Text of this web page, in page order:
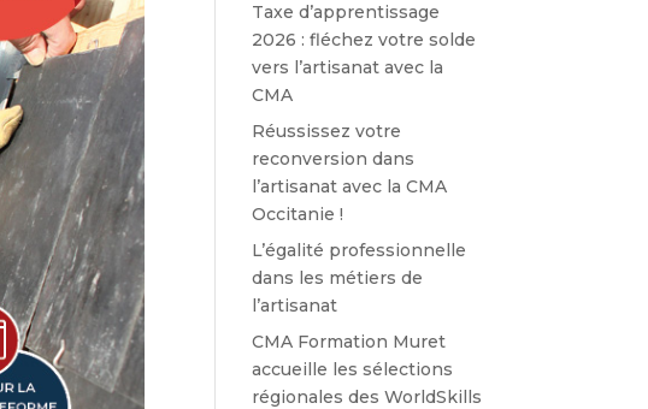
Taxe d’apprentissage
2026 : fléchez votre solde
vers l’artisanat avec la
CMA
Réussissez votre
reconversion dans
l’artisanat avec la CMA
Occitanie !
L’égalité professionnelle
dans les métiers de
l’artisanat
CMA Formation Muret
accueille les sélections
régionales des WorldSkills